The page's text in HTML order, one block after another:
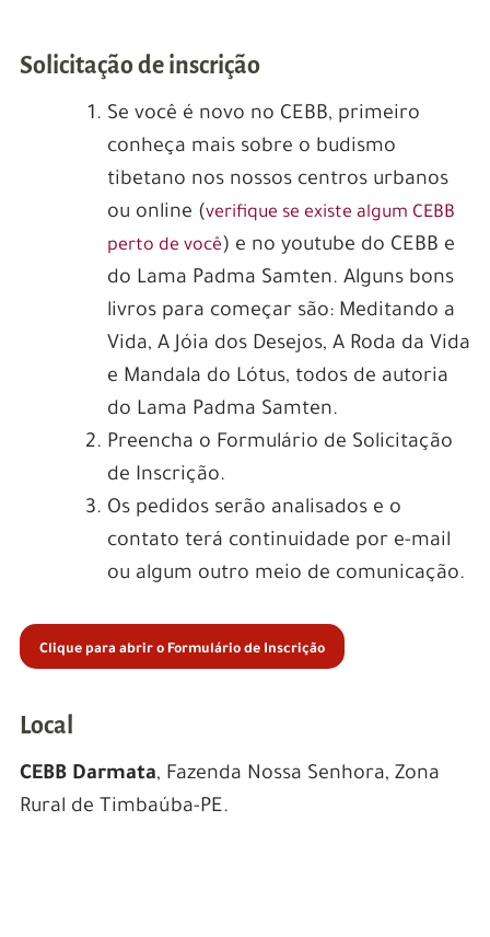
Solicitação de inscrição
Se você é novo no CEBB, primeiro
conheça mais sobre o budismo
tibetano nos nossos centros urbanos
ou online (verifique se existe algum CEBB
perto de você) e no youtube do CEBB e
do Lama Padma Samten. Alguns bons
livros para começar são: Meditando a
Vida, A Jóia dos Desejos, A Roda da Vida
e Mandala do Lótus, todos de autoria
do Lama Padma Samten.
Preencha o Formulário de Solicitação
de Inscrição.
Os pedidos serão analisados e o
contato terá continuidade por e-mail
ou algum outro meio de comunicação.
Clique para abrir o Formulário de Inscrição
Local
CEBB Darmata, Fazenda Nossa Senhora, Zona
Rural de Timbaúba-PE.